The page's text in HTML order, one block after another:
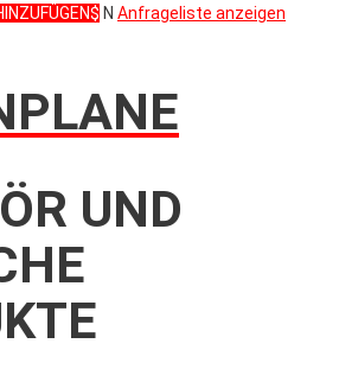
N Anfrageliste anzeigen
UND